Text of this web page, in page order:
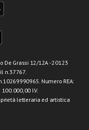
De Grassi 12/12A - 20123
n.37767.
Numero REA:
I.V.
letteraria ed artistica